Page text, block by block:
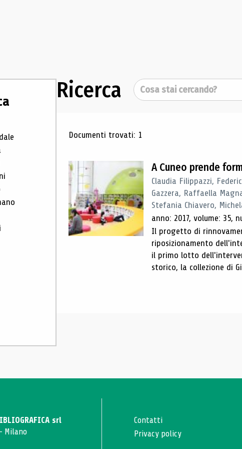
Ricerca Cerca
Risultati di ricerca
Documenti trovati: 1
A Cuneo prende
Claudia Filippazzi,
Gazzera, Raffaella
Stefania Chiavero,
anno: 2017, volume: 35,
Il progetto di
riposizionamento
il primo lotto
storico, la collezione di
srl
Milano
Contatti
Privacy policy